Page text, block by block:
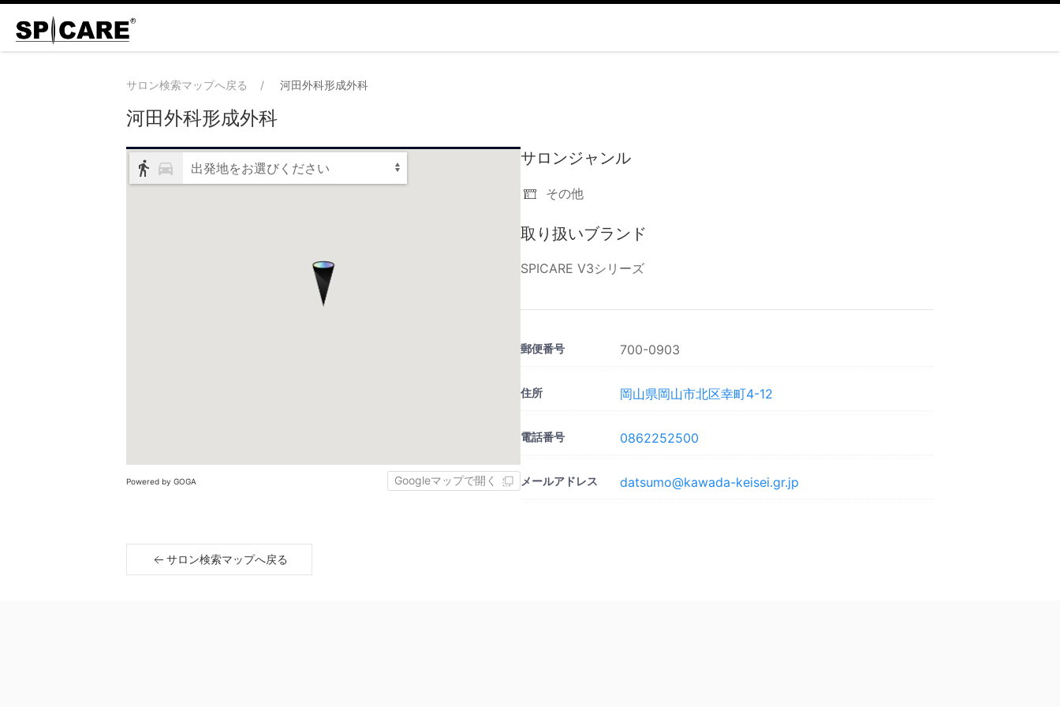
サロン検索マップへ戻る 河田外科形成外科
河田外科形成外科
出発地をお選びください
Powered by GOGA Googleマップで開く
サロンジャンル
その他
取り扱いブランド
SPICARE V3シリーズ
郵便番号 700-0903
住所 岡山県岡山市北区幸町4-12
電話番号 0862252500
メールアドレス datsumo@kawada-keisei.gr.jp
サロン検索マップへ戻る